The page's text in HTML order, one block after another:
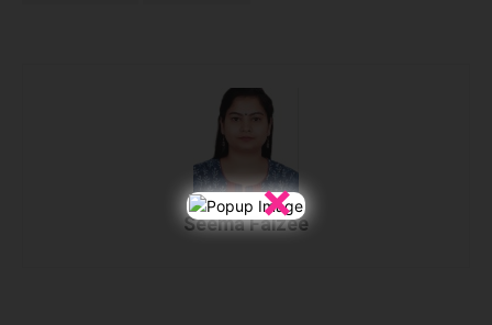
×
Seema Faizee